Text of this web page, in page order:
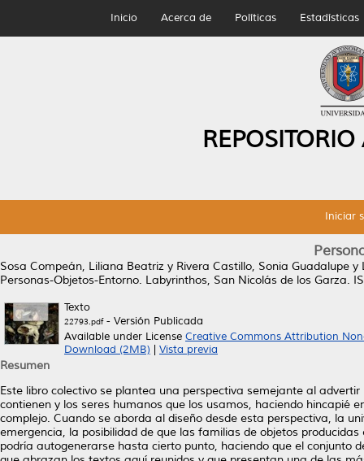
Inicio Acerca de Políticas Estadísticas
Iniciar
Sosa Compeán, Liliana Beatriz y Rivera Castillo, Sonia Guadalupe y
Personas-Objetos-Entorno. Labyrinthos, San Nicolás de los Garza.
Texto
22793.pdf- Versión Publicada
Available under License Creative Commons Attribution
Download (2MB)
Vista previa
Resumen
Este libro colectivo se plantea una perspectiva semejante al
contienen y los seres humanos que los usamos, haciendo hincapié
complejo. Cuando se aborda al diseño desde esta perspectiva, la
emergencia, la posibilidad de que las familias de objetos
podría autogenerarse hasta cierto punto, haciendo que el conjunto